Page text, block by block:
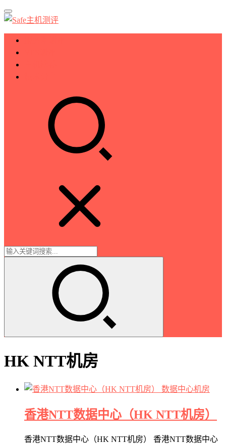
HK NTT机房
数据中心机房
香港NTT数据中心（HK NTT机房）
香港NTT数据中心（HK NTT机房） 香港NTT数据中心